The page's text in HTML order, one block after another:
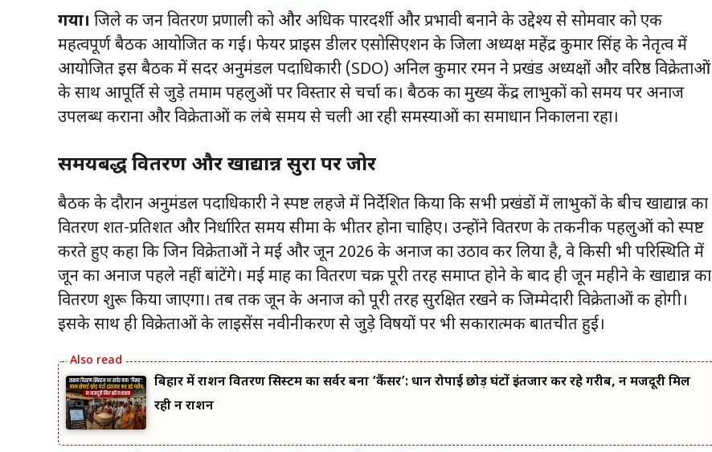
गया। जिले की जन वितरण प्रणाली को और अधिक पारदर्शी और प्रभावी बनाने के उद्देश्य से सोमवार को एक
महत्वपूर्ण बैठक आयोजित की गई। फेयर प्राइस डीलर एसोसिएशन के जिला अध्यक्ष महेंद्र कुमार सिंह के नेतृत्व में
आयोजित इस बैठक में सदर अनुमंडल पदाधिकारी (SDO) अनिल कुमार रमन ने प्रखंड अध्यक्षों और वरिष्ठ विक्रेताओं
के साथ आपूर्ति से जुड़े तमाम पहलुओं पर विस्तार से चर्चा की। बैठक का मुख्य केंद्र लाभुकों को समय पर अनाज
उपलब्ध कराना और विक्रेताओं की लंबे समय से चली आ रही समस्याओं का समाधान निकालना रहा।
समयबद्ध वितरण और खाद्यान्न सुरक्षा पर जोर
बैठक के दौरान अनुमंडल पदाधिकारी ने स्पष्ट लहजे में निर्देशित किया कि सभी प्रखंडों में लाभुकों के बीच खाद्यान्न का
वितरण शत-प्रतिशत और निर्धारित समय सीमा के भीतर होना चाहिए। उन्होंने वितरण के तकनीकी पहलुओं को स्पष्ट
करते हुए कहा कि जिन विक्रेताओं ने मई और जून 2026 के अनाज का उठाव कर लिया है, वे किसी भी परिस्थिति में
जून का अनाज पहले नहीं बांटेंगे। मई माह का वितरण चक्र पूरी तरह समाप्त होने के बाद ही जून महीने के खाद्यान्न का
वितरण शुरू किया जाएगा। तब तक जून के अनाज को पूरी तरह सुरक्षित रखने की जिम्मेदारी विक्रेताओं की होगी।
इसके साथ ही विक्रेताओं के लाइसेंस नवीनीकरण से जुड़े विषयों पर भी सकारात्मक बातचीत हुई।
बिहार में राशन वितरण सिस्टम का सर्वर बना ‘कैंसर’: धान रोपाई छोड़ घंटों इंतजार कर रहे गरीब, न मजदूरी मिल
रही न राशन